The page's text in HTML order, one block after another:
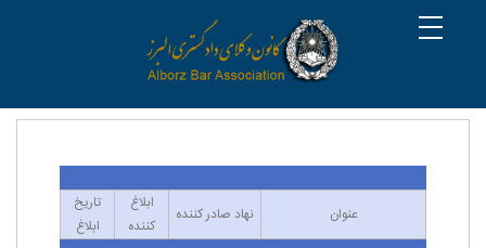
عنوان نهاد صادر کننده
ابلاغ
کننده
تاريخ
ابلاغ